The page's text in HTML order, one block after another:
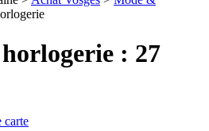
: 27
carte